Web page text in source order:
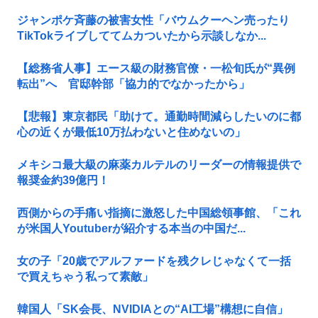
ジャンポケ斉藤の被害女性「バウムクーヘン売ったり
TikTokライブしててムカついたから示談しなか...
【総務省人事】エース級の財務官僚・一松旬氏が“異例
転出”へ 官邸幹部「協力的でなかったから」
【悲報】東京都民「助けて。通勤時間減らしたいのに都
心の近くが最低10万払わないと住めないの」
メキシコ最大級の麻薬カルテルのリーダーの情報提供で
報奨金約39億円！
西側からの手痛い指摘に激怒した中国総領事館、「これ
が米国人Youtuberが紹介する本当の中国だ...
女の子「20歳でアルファードを残クレじゃなくて一括
で買えちゃう私って素敵」
韓国人「SK会長、NVIDIAとの“AI工場”構想に自信」